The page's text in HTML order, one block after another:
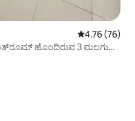
5 ರಲ್ಲಿ 4.76
4.76 (76)
ಹೊಂದಿರುವ 3 ಮಲಗುವ